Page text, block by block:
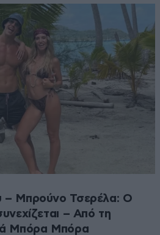
– Μπρούνο Τσερέλα: Ο
– Από τη
Μπόρα Μπόρα